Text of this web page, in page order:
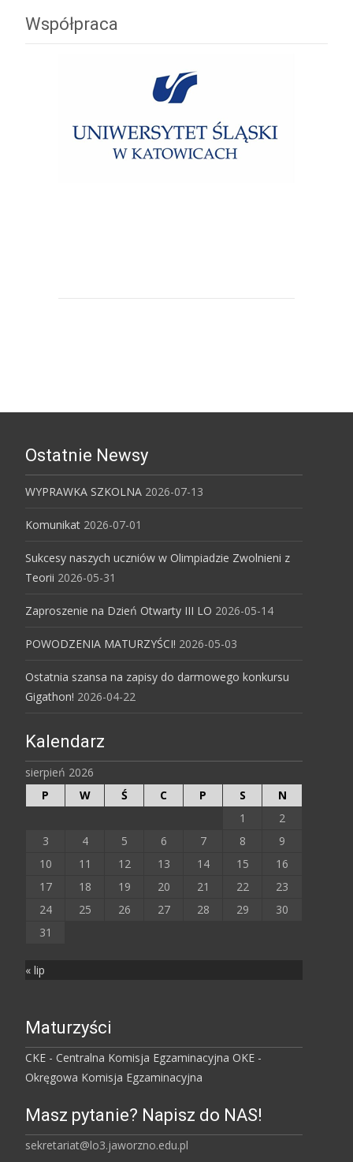
Współpraca
Ostatnie Newsy
WYPRAWKA SZKOLNA 2026-07-13
Komunikat 2026-07-01
Sukcesy naszych uczniów w Olimpiadzie Zwolnieni z
Teorii 2026-05-31
Zaproszenie na Dzień Otwarty III LO 2026-05-14
POWODZENIA MATURZYŚCI! 2026-05-03
Ostatnia szansa na zapisy do darmowego konkursu
Gigathon! 2026-04-22
Kalendarz
sierpień 2026
P
W Ś C P S
N
1
2
3
4 5 6 7 8
9
10
11 12 13 14 15
16
17
18 19 20 21 22
23
24
25 26 27 28 29
30
31
« lip
Maturzyści
CKE - Centralna Komisja Egzaminacyjna OKE -
Okręgowa Komisja Egzaminacyjna
Masz pytanie? Napisz do NAS!
sekretariat@lo3.jaworzno.edu.pl